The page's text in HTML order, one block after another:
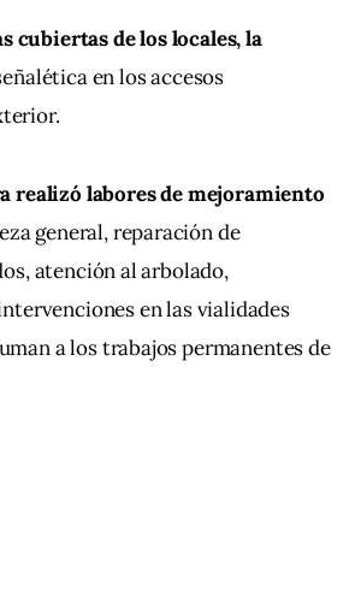
cubiertas de los locales, la
en los accesos
realizó labores de mejoramiento
general, reparación de
atención al arbolado,
en las vialidades
a los trabajos permanentes de